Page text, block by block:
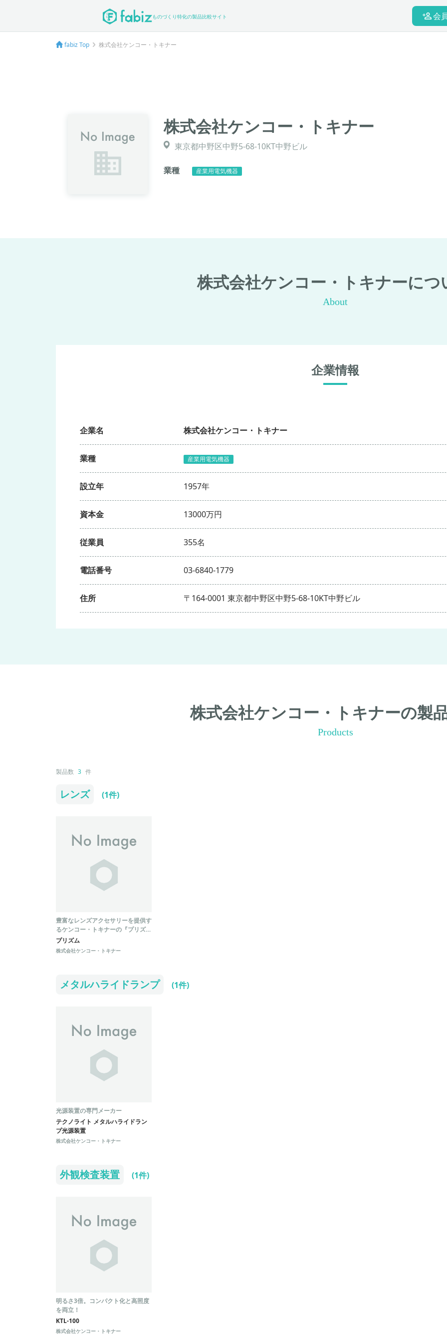
ものづくり特化の製品比較サイト 会
fabiz Top 株式会社ケンコー・トキナー
株式会社ケンコー・トキナー
東京都中野区中野5-68-10KT中野ビル
業種 産業用電気機器
株式会社ケンコー・トキナーにつ
About
企業情報
企業名 株式会社ケンコー・トキナー
業種 産業用電気機器
設立年 1957年
資本金 13000万円
従業員 355名
電話番号 03-6840-1779
住所 〒164-0001 東京都中野区中野5-68-10KT中野ビル
株式会社ケンコー・トキナーの製
Products
製品数 3 件
レンズ (1件)
豊富なレンズアクセサリーを提供す
るケンコー・トキナーの『プリズ
ム』
プリズム
株式会社ケンコー・トキナー
メタルハライドランプ (1件)
光源装置の専門メーカー
テクノライト メタルハライドラン
プ光源装置
株式会社ケンコー・トキナー
外観検査装置 (1件)
明るさ3倍。コンパクト化と高照度
を両立！
KTL-100
株式会社ケンコー・トキナー